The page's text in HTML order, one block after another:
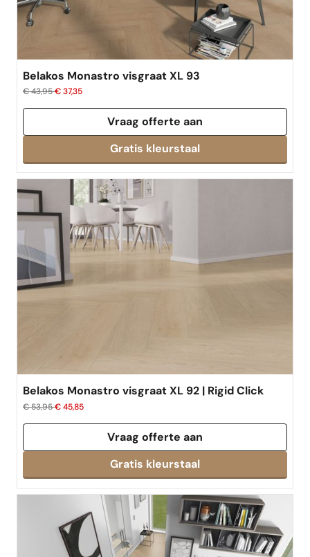
Belakos Monastro visgraat XL 93
€ 43,95€ 37,35
Vraag offerte aan
Belakos Monastro visgraat XL 92 | Rigid Click
€ 53,95€ 45,85
Vraag offerte aan